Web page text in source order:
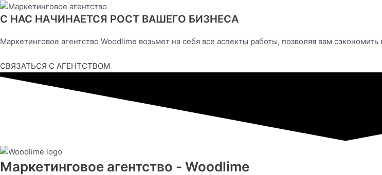
С НАС НАЧИНАЕТСЯ РОСТ ВАШЕГО БИЗНЕСА
Маркетинговое агентство Woodlime возьмет на себя все аспекты работы, позволяя вам
СВЯЗАТЬСЯ С АГЕНТСТВОМ
Маркетинговое агентство - Woodlime